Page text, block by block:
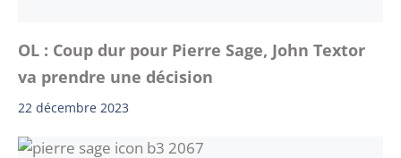
OL : Coup dur pour Pierre Sage, John Textor
va prendre une décision
22 décembre 2023